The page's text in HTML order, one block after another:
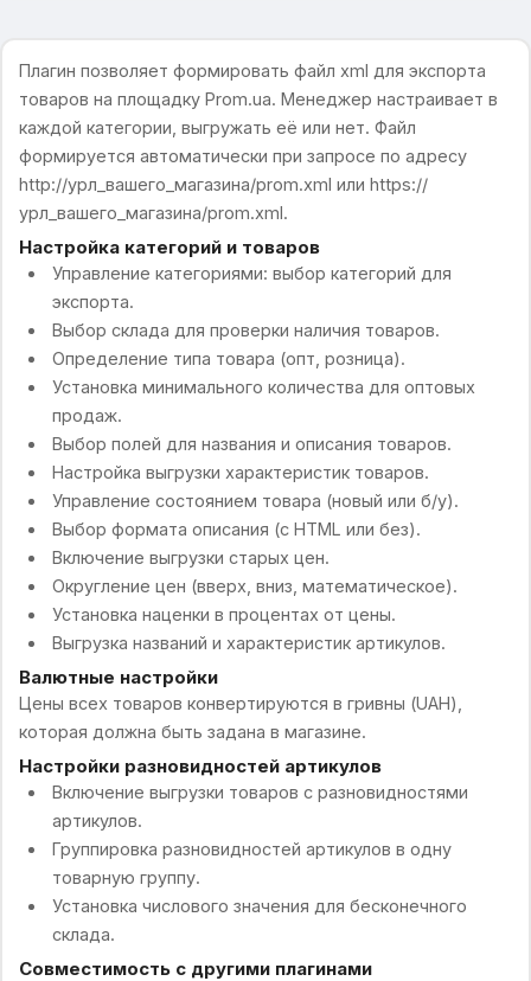
Плагин позволяет формировать файл xml для экспорта
товаров на площадку Prom.ua. Менеджер настраивает в
каждой категории, выгружать её или нет. Файл
формируется автоматически при запросе по адресу
http://урл_вашего_магазина/prom.xml или https://
урл_вашего_магазина/prom.xml.
Настройка категорий и товаров
Управление категориями: выбор категорий для
экспорта.
Выбор склада для проверки наличия товаров.
Определение типа товара (опт, розница).
Установка минимального количества для оптовых
продаж.
Выбор полей для названия и описания товаров.
Настройка выгрузки характеристик товаров.
Управление состоянием товара (новый или б/у).
Выбор формата описания (с HTML или без).
Включение выгрузки старых цен.
Округление цен (вверх, вниз, математическое).
Установка наценки в процентах от цены.
Выгрузка названий и характеристик артикулов.
Валютные настройки
Цены всех товаров конвертируются в гривны (UAH),
которая должна быть задана в магазине.
Настройки разновидностей артикулов
Включение выгрузки товаров с разновидностями
артикулов.
Группировка разновидностей артикулов в одну
товарную группу.
Установка числового значения для бесконечного
склада.
Совместимость с другими плагинами